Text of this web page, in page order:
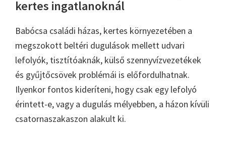
kertes ingatlanoknál
Babócsa családi házas, kertes környezetében a
megszokott beltéri dugulások mellett udvari
lefolyók, tisztítóaknák, külső szennyvízvezetékek
és gyűjtőcsövek problémái is előfordulhatnak.
Ilyenkor fontos kideríteni, hogy csak egy lefolyó
érintett-e, vagy a dugulás mélyebben, a házon kívüli
csatornaszakaszon alakult ki.